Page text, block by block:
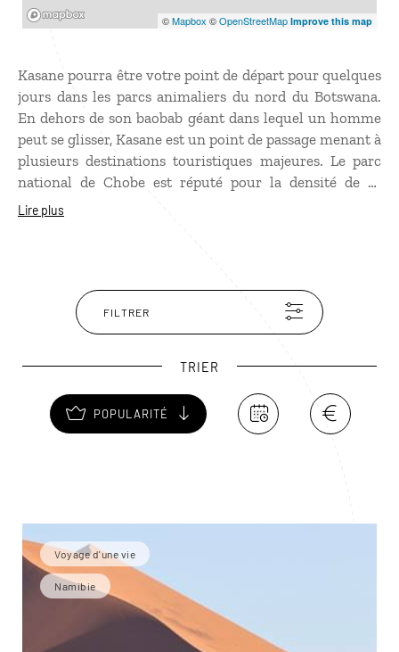
©Mapbox ©OpenStreetMap Improve this map
Kasane pourra être votre point de départ pour quelques
jours dans les parcs animaliers du nord du Botswana.
En dehors de son baobab géant dans lequel un homme
peut se glisser, Kasane est un point de passage menant à
plusieurs destinations touristiques majeures. Le parc
national de Chobe est réputé pour la densité de sa
population d’éléphants. C’est durant un safari en 4x4
au rythme de votre escapade sur l’eau. Depuis Kasane,
vous pouvez rapidement accéder aux chutes Victoria
voisines, vous rendre en Zambie ou prévoir une visite
Lire plus
FILTRER
TRIER
POPULARITÉ
Voyage d'une vie
Namibie